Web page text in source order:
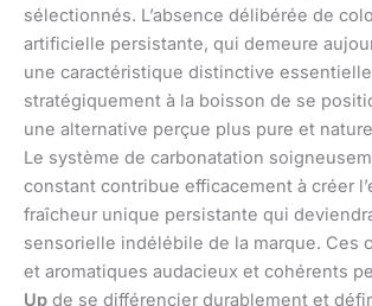
sélectionnés. L’absence délibérée de
artificielle persistante, qui demeure
une caractéristique distinctive
stratégiquement à la boisson de se
une alternative perçue plus pure et
Le système de carbonatation
constant contribue efficacement à créer
fraîcheur unique persistante qui
sensorielle indélébile de la marque. Ces
et aromatiques audacieux et cohérents
Up de se différencier durablement et